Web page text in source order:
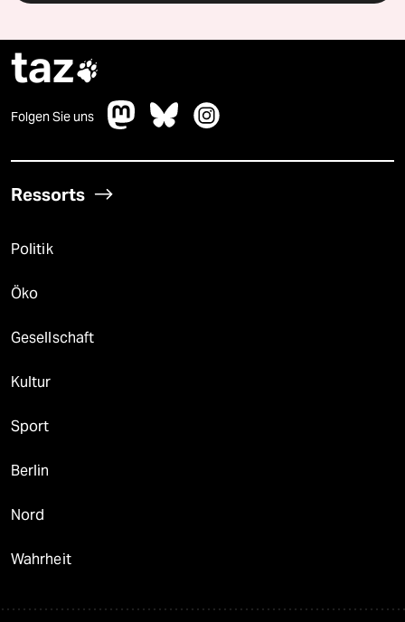
taz
Folgen Sie uns
Ressorts
Politik
Öko
Gesellschaft
Kultur
Sport
Berlin
Nord
Wahrheit